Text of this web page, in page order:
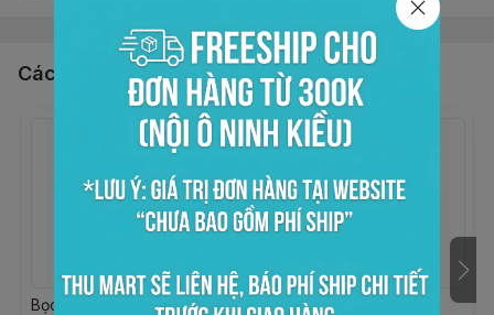
Các sản phẩm, dịch vụ khác
Bọc kiếng trong 15x20 Bọc kiếng trong 10x18